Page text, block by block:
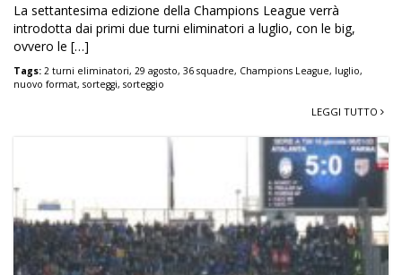
La settantesima edizione della Champions League verrà
introdotta dai primi due turni eliminatori a luglio, con le big,
ovvero le […]
Tags: 2 turni eliminatori, 29 agosto, 36 squadre, Champions League, luglio,
nuovo format, sorteggi, sorteggio
LEGGI TUTTO